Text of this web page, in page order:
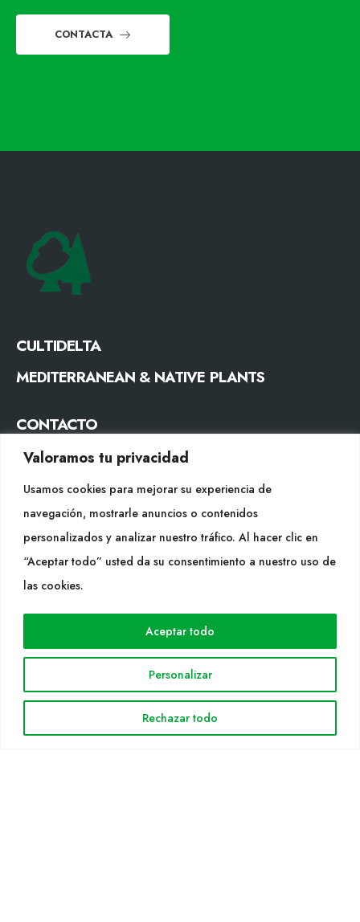
Valoramos tu privacidad
Usamos cookies para mejorar su experiencia de
navegación, mostrarle anuncios o contenidos
personalizados y analizar nuestro tráfico. Al hacer clic en
“Aceptar todo” usted da su consentimiento a nuestro uso de
las cookies.
Personalizar
Rechazar todo
Aceptar todo
CONTACTA
CULTIDELTA
MEDITERRANEAN & NATIVE PLANTS
CONTACTO
Tel. +34 977053013
SÍGUENOS
WEB
Cultidelta
Solicitud Catálogo